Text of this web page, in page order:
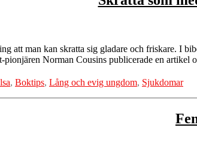
att man kan skratta sig gladare och friskare. I
pionjären Norman Cousins publicerade en
, Boktips, Lång och evig ungdom, Sjukdomar